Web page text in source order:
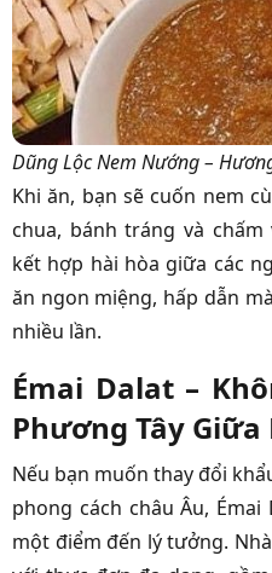
Dũng Lộc Nem Nướng –
Khi ăn, bạn sẽ cuốn nem
chua, bánh tráng và
kết hợp hài hòa giữa các
ăn ngon miệng, hấp dẫn
nhiều lần.
Émai Dalat –
Phương Tây
Nếu bạn muốn thay đổi
phong cách châu Âu,
một điểm đến lý tưởng.